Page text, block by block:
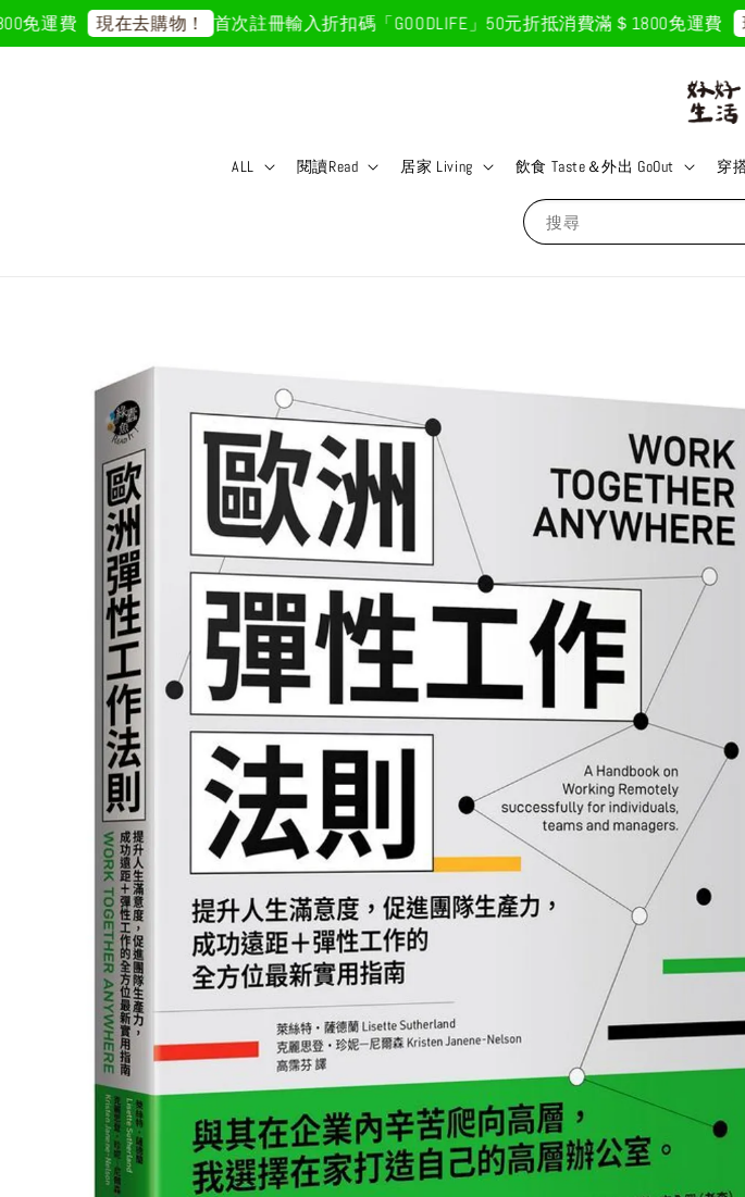
運費 現在去購物！ 首次註冊輸入折扣碼「GOODLIFE」50元折抵消費滿＄1800免運費 現
搜尋
ALL 閱讀Read 居家 Living 飲食 Taste＆外出 GoOut 穿